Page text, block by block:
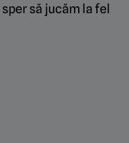
să jucăm la fel